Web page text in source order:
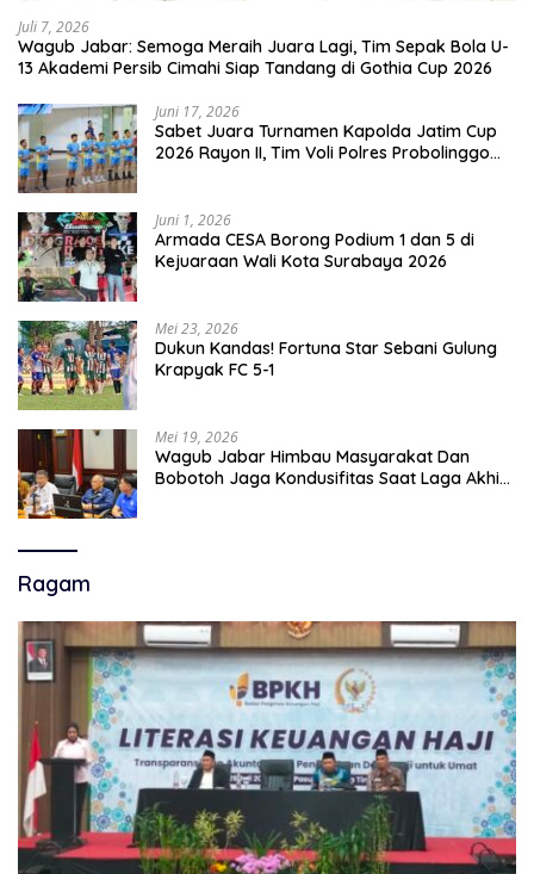
Juli 7, 2026
Wagub Jabar: Semoga Meraih Juara Lagi, Tim Sepak Bola U-
13 Akademi Persib Cimahi Siap Tandang di Gothia Cup 2026
Juni 17, 2026
Sabet Juara Turnamen Kapolda Jatim Cup
2026 Rayon II, Tim Voli Polres Probolinggo
Juni 1, 2026
Armada CESA Borong Podium 1 dan 5 di
Kejuaraan Wali Kota Surabaya 2026
Mei 23, 2026
Dukun Kandas! Fortuna Star Sebani Gulung
Krapyak FC 5-1
Mei 19, 2026
Wagub Jabar Himbau Masyarakat Dan
Bobotoh Jaga Kondusifitas Saat Laga Akhir
Ragam